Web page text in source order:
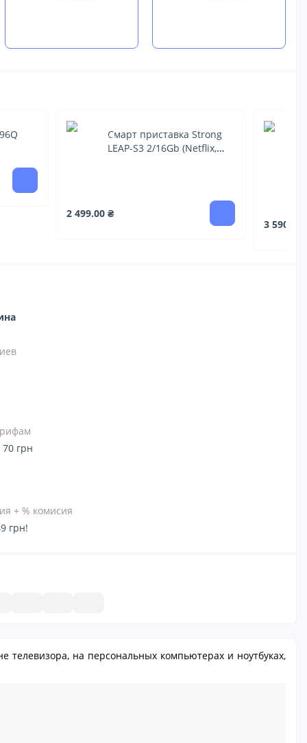
Смарт приставка Strong
LEAP-S3 2/16Gb (Netflix,
2 499.00 ₴
3 590.00
грн
+ % комисия
грн!
телевизора, на персональных компьютерах и ноутбуках,